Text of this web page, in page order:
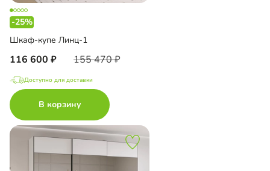
-25%
Шкаф-купе Линц-1
116 600 155 470
Доступно для доставки
В корзину